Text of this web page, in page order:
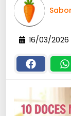
16/03/2026